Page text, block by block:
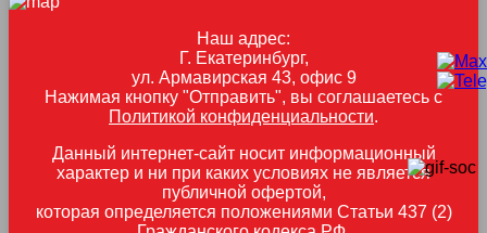
Наш адрес:
Г. Екатеринбург,
ул. Армавирская 43, офис 9
Нажимая кнопку "Отправить", вы соглашаетесь с
Политикой конфиденциальности.
Данный интернет-сайт носит информационный
характер и ни при каких условиях не является
публичной офертой,
которая определяется положениями Статьи 437 (2)